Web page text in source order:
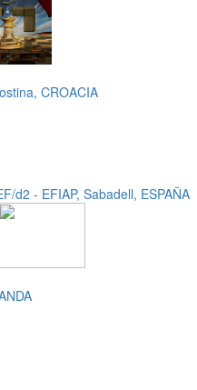
CROACIA
d2 - EFIAP, Sabadell, ESPAÑA